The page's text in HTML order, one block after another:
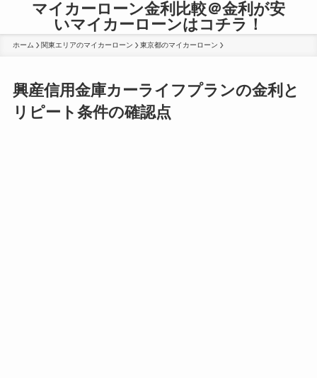
マイカーローン金利比較＠金利が安
いマイカーローンはコチラ！
ホーム 関東エリアのマイカーローン 東京都のマイカーローン
興産信用金庫カーライフプランの金利と
リピート条件の確認点